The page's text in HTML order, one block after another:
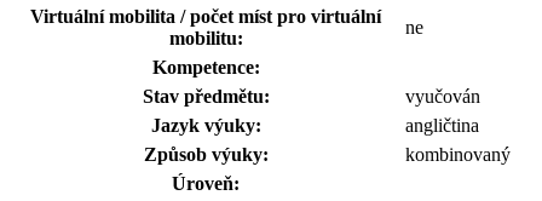
Virtuální mobilita / počet míst pro virtuální
mobilitu:
ne
Kompetence:
Stav předmětu:
vyučován
Jazyk výuky:
angličtina
Způsob výuky:
kombinovaný
Úroveň: